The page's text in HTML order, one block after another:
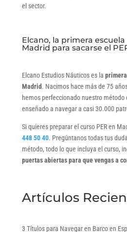
el sector.
Elcano, la primera
Madrid para sacarse el
Elcano Estudios Náuticos es la
Madrid. Nacimos hace más de 75
hemos perfeccionado nuestro método
enseñado a navegar a casi 30.000
Si quieres preparar el curso PER en
448 50 40. Pregúntanos todas tus
método, todo lo que incluya el curso,
puertas abiertas para que vengas a
Artículos
3 Títulos para Navegar en Barco en